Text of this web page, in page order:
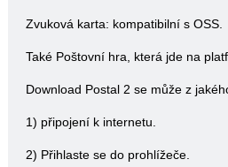
Zvuková karta: kompatibilní s OSS.
Také Poštovní hra, která jde na
Download Postal 2 se může z
1) připojení k internetu.
2) Přihlaste se do prohlížeče.